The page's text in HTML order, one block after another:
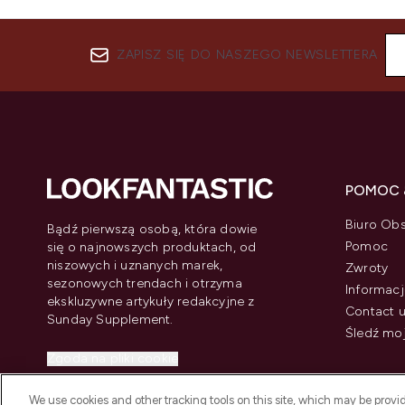
ZAPISZ SIĘ DO NASZEGO NEWSLETTERA
Bądź pierwszą osobą, która dowie
się o najnowszych produktach, od
niszowych i uznanych marek,
sezonowych trendach i otrzyma
ekskluzywne artykuły redakcyjne z
Sunday Supplement.
Information
POMOC
Biuro
Pomoc
Zwroty
Contact
Śledź
We use cookies and other tracking tools on this site, which may be